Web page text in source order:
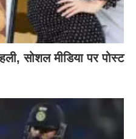
सोशल मीडिया पर पोस्ट